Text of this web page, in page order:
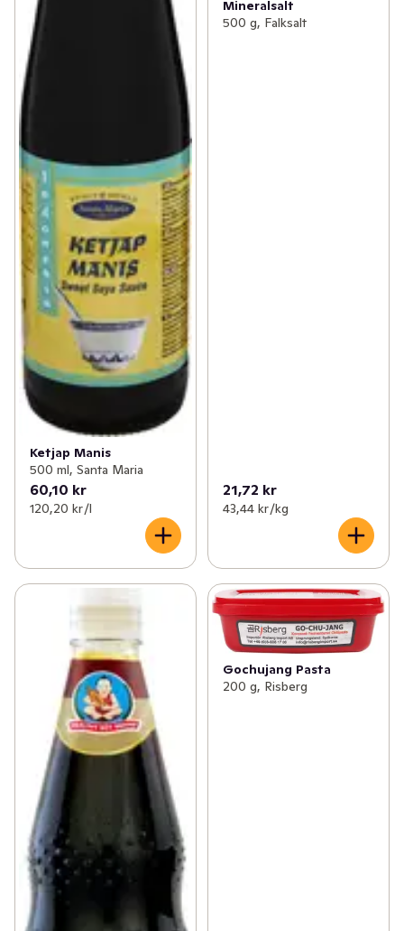
Ketjap Manis
500 ml, Santa Maria
60,10 kr
120,20 kr /l
Mineralsalt
500 g, Falksalt
21,72 kr
43,44 kr /kg
Gochujang Pasta
200 g, Risberg